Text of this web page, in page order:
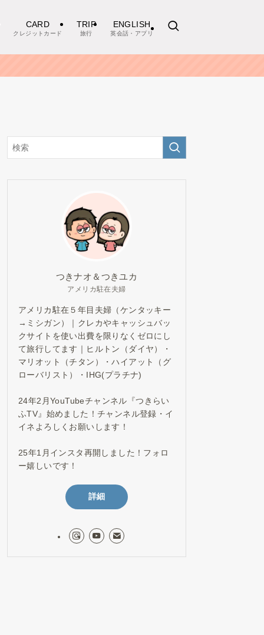
CARD
クレジットカード
TRIP
旅行
ENGLISH
英会話・アプリ
つきナオ＆つきユカ
アメリカ駐在夫婦
アメリカ駐在５年目夫婦（ケンタッキー
→ミシガン）｜クレカやキャッシュバッ
クサイトを使い出費を限りなくゼロにし
て旅行してます｜ヒルトン（ダイヤ）・
マリオット（チタン）・ハイアット（グ
ローバリスト）・IHG(プラチナ)
24年2月YouTubeチャンネル『つきらい
ふTV』始めました！チャンネル登録・イ
イネよろしくお願いします！
25年1月インスタ再開しました！フォロ
ー嬉しいです！
詳細